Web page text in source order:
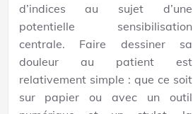
d’indices au sujet d’une
potentielle sensibilisation
centrale. Faire dessiner sa
douleur au patient est
relativement simple : que ce soit
sur papier ou avec un outil